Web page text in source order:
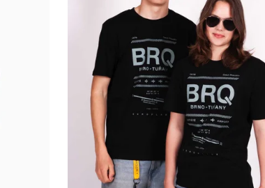
o
d
u
k
t
ů